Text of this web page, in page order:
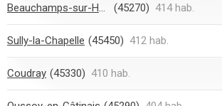
Beauchamps-sur-Huillard (45270) 414 hab.
Sully-la-Chapelle (45450) 412 hab.
Coudray (45330) 410 hab.